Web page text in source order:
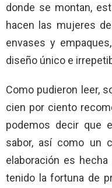
donde se montan,
hacen las mujeres
envases y
diseño único e
Como pudieron leer,
cien por ciento
podemos decir que
sabor, así como un
elaboración es
tenido la fortuna de